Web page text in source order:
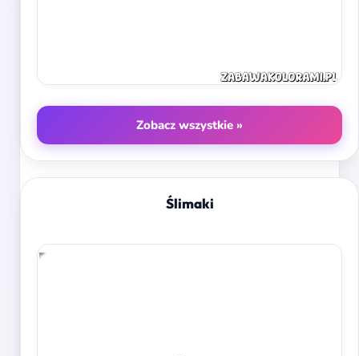
Zobacz wszystkie »
Ślimaki